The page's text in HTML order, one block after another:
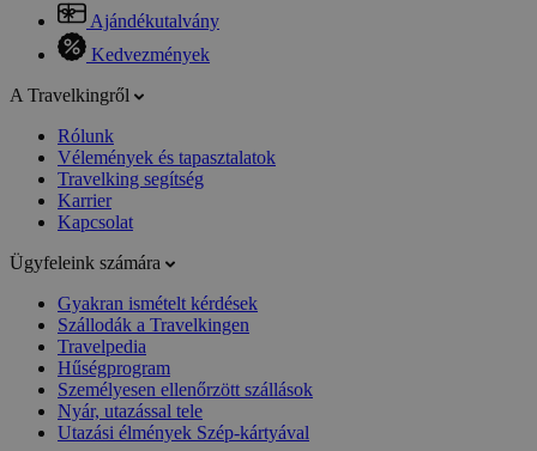
Ajándékutalvány
Kedvezmények
A Travelkingről
Rólunk
Vélemények és tapasztalatok
Travelking segítség
Karrier
Kapcsolat
Ügyfeleink számára
Gyakran ismételt kérdések
Szállodák a Travelkingen
Travelpedia
Hűségprogram
Személyesen ellenőrzött szállások
Nyár, utazással tele
Utazási élmények Szép-kártyával